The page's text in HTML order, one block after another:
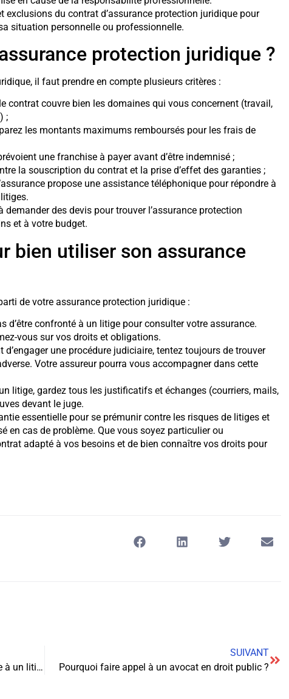
exclusions du contrat d’assurance protection juridique pour
situation personnelle ou professionnelle.
protection juridique ?
il faut prendre en compte plusieurs critères :
contrat couvre bien les domaines qui vous concernent (travail,
;
les montants maximums remboursés pour les frais de
une franchise à payer avant d’être indemnisé ;
la souscription du contrat et la prise d’effet des garanties ;
propose une assistance téléphonique pour répondre à
des devis pour trouver l’assurance protection
et à votre budget.
bien utiliser son assurance
de votre assurance protection juridique :
d’être confronté à un litige pour consulter votre assurance.
vous sur vos droits et obligations.
d’engager une procédure judiciaire, tentez toujours de trouver
Votre assureur pourra vous accompagner dans cette
litige, gardez tous les justificatifs et échanges (courriers, mails,
devant le juge.
essentielle pour se prémunir contre les risques de litiges et
en cas de problème. Que vous soyez particulier ou
adapté à vos besoins et de bien connaître vos droits pour
Assistance juridique : comment réagir face à un litige ?
SUIVANT
Pourquoi faire appel à un avocat en droit public ?